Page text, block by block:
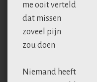
me ooit verteld
dat missen
zoveel pijn
zou doen
Niemand heeft